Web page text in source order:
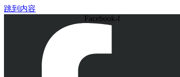
跳到内容
Facebook-f